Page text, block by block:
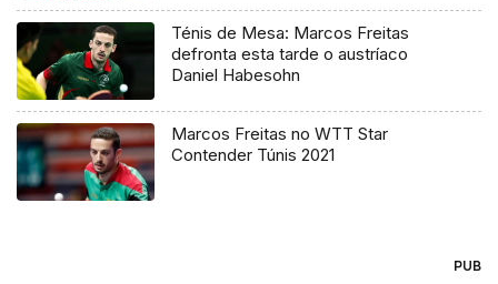
Ténis de Mesa: Marcos Freitas
defronta esta tarde o austríaco
Daniel Habesohn
Marcos Freitas no WTT Star
Contender Túnis 2021
PUB